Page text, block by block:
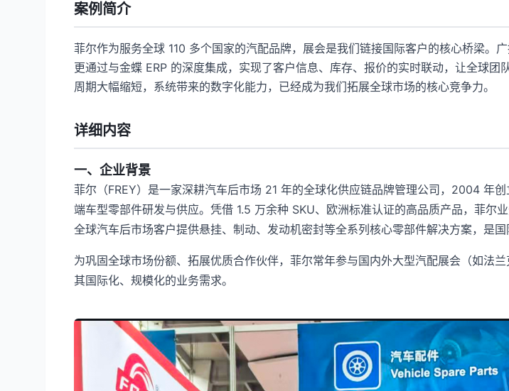
案例简介
菲尔作为服务全球 110 多个国家的汽配品牌，展会是我们链接国际客户的核心桥梁。
更通过与金蝶 ERP 的深度集成，实现了客户信息、库存、报价的实时联动，让全球
周期大幅缩短，系统带来的数字化能力，已经成为我们拓展全球市场的核心竞争力。
详细内容
一、企业背景
菲尔（FREY）是一家深耕汽车后市场 21 年的全球化供应链品牌管理公司，2004 年
端车型零部件研发与供应。凭借 1.5 万余种 SKU、欧洲标准认证的高品质产品，菲尔
全球汽车后市场客户提供悬挂、制动、发动机密封等全系列核心零部件解决方案，是国
为巩固全球市场份额、拓展优质合作伙伴，菲尔常年参与国内外大型汽配展会（如法
其国际化、规模化的业务需求。